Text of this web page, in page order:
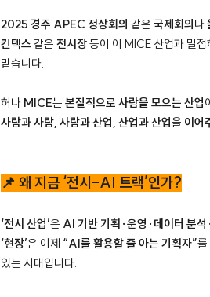
2025 경주 APEC 정상회의 같은 국제회의 나
킨텍스 같은 전시장등이 이 MICE 산업과 밀
맡습니다.
허나 MICE는 본질적으로 사람을 모으는 산업
사람과 사람, 사람과 산업, 산업과 산업을 이어
📌 왜 지금 ‘전시-AI 트랙’인가?
‘전시 산업’은 AI 기반 기획·운영·데이터 분석
‘현장’은 이제 “AI를 활용할 줄 아는 기획자”를
있는 시대입니다.